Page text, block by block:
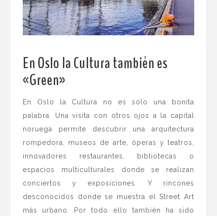
En Oslo la Cultura también es
«Green»
En Oslo la Cultura no es sólo una bonita
palabra. Una visita con otros ojos a la capital
noruega permite descubrir una arquitectura
rompedora, museos de arte, óperas y teatros,
innovadores restaurantes, bibliotecas o
espacios multiculturales donde se realizan
conciertos y exposiciones. Y rincones
desconocidos donde se muestra el Street Art
más urbano. Por todo ello también ha sido